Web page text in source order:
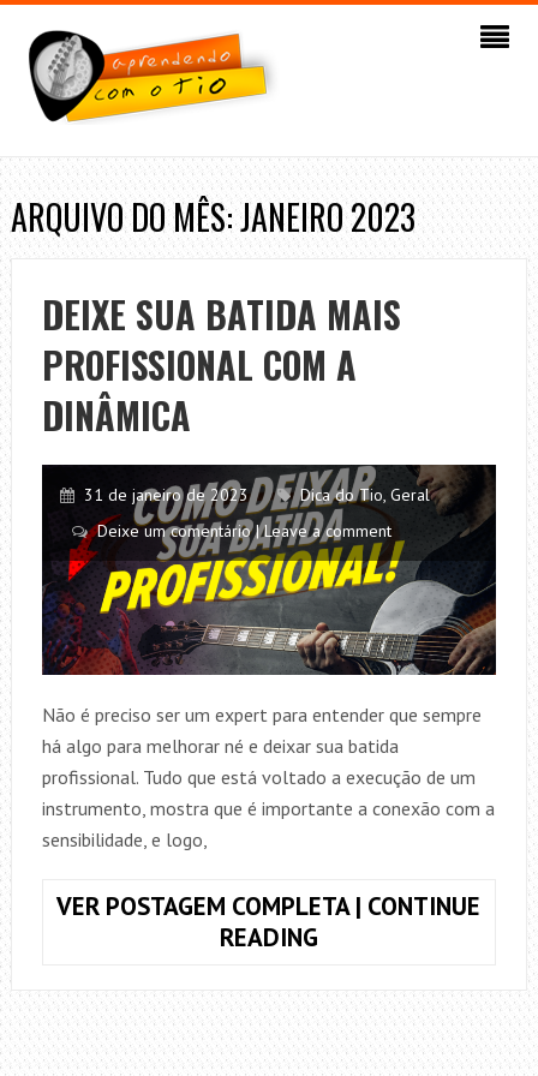
ARQUIVO DO MÊS: JANEIRO 2023
DEIXE SUA BATIDA MAIS
PROFISSIONAL COM A
DINÂMICA
31 de janeiro de 2023 Dica do Tio, Geral
Deixe um comentário | Leave a comment
Não é preciso ser um expert para entender que sempre
há algo para melhorar né e deixar sua batida
profissional. Tudo que está voltado a execução de um
instrumento, mostra que é importante a conexão com a
sensibilidade, e logo,
VER POSTAGEM COMPLETA | CONTINUE
READINGDEIXE
BATIDA
MAIS
PROFISSIONAL